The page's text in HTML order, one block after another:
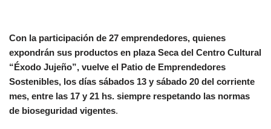
Con la participación de 27 emprendedores, quienes
expondrán sus productos en plaza Seca del Centro Cultural
“Éxodo Jujeño”, vuelve el Patio de Emprendedores
Sostenibles, los días sábados 13 y sábado 20 del corriente
mes, entre las 17 y 21 hs. siempre respetando las normas
de bioseguridad vigentes.